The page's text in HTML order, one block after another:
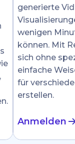
generierte
wenigen
können. Mit
sich ohne
einfache
für
erstellen.
Anmelden